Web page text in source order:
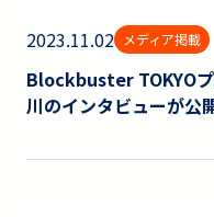
2023.11.02 メディア掲載
Blockbuster TOKYO
川のインタビューが公